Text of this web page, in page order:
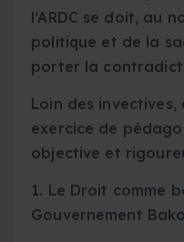
l’ARDC se doit, au
politique et de la
porter la
Loin des
exercice de
objective et
1. Le Droit comme
Gouvernement